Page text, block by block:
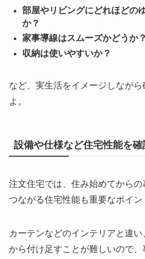
部屋やリビングにどれほどの
か？
家事導線はスムーズかどうか？
収納は使いやすいか？
など、実生活をイメージしなが
よ。
設備や仕様など住宅性能を確
注文住宅では、住み始めてからの
つながる住宅性能も重要なポイン
カーテンなどのインテリアと違
から付け足すことが難しいので